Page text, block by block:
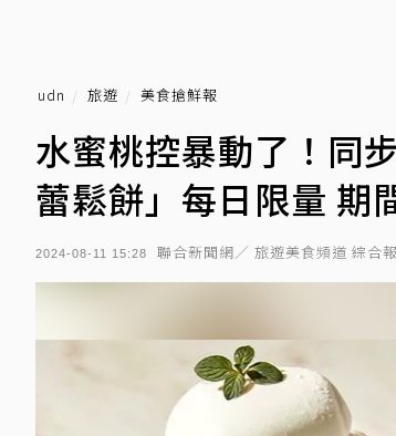
udn 旅遊 美食搶鮮報
水蜜桃控暴動了！同
蕾鬆餅」每日限量 期
2024-08-11 15:28 聯合新聞網／ 旅遊美食頻道 綜合